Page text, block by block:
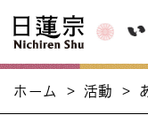
ホーム > 活動 >